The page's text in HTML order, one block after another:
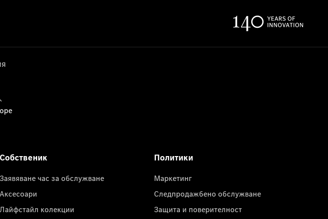
Собственик
Заявяване час за обслужване
Аксесоари
Лайфстайл колекции
Политики
Маркетинг
Следпродажбено обслужване
Защита и поверителност